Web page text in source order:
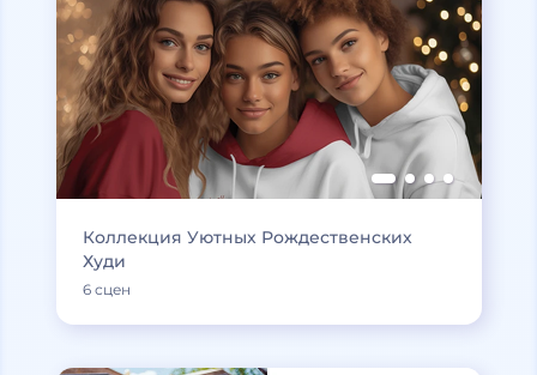
Коллекция Уютных Рождественских
Худи
6 сцен